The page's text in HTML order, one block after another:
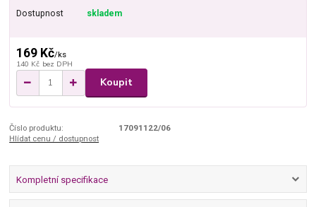
Dostupnost skladem
169 Kč/ks
140 Kč bez DPH
Koupit
Číslo produktu:
17091122/06
Hlídat cenu / dostupnost
Kompletní specifikace